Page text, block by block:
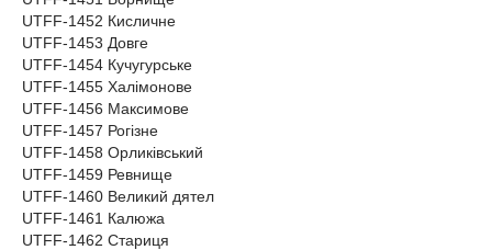
UTFF-1452 Кисличне
UTFF-1453 Довге
UTFF-1454 Кучугурське
UTFF-1455 Халімонове
UTFF-1456 Максимове
UTFF-1457 Рогізне
UTFF-1458 Орликівський
UTFF-1459 Ревнище
UTFF-1460 Великий дятел
UTFF-1461 Калюжа
UTFF-1462 Стариця